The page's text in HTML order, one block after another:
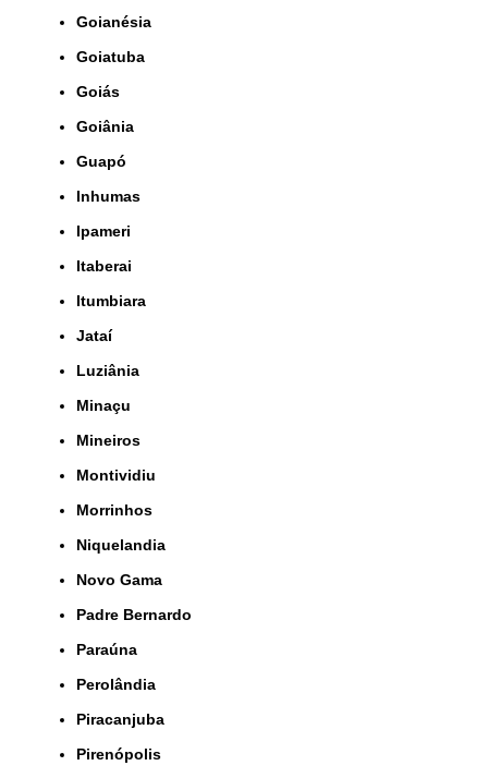
Goianésia
Goiatuba
Goiás
Goiânia
Guapó
Inhumas
Ipameri
Itaberai
Itumbiara
Jataí
Luziânia
Minaçu
Mineiros
Montividiu
Morrinhos
Niquelandia
Novo Gama
Padre Bernardo
Paraúna
Perolândia
Piracanjuba
Pirenópolis